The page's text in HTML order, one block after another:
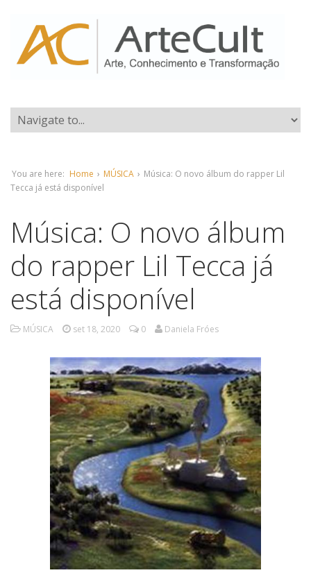
You are here: Home › MÚSICA › Música: O novo álbum do rapper Lil
Tecca já está disponível
Música: O novo álbum
do rapper Lil Tecca já
está disponível
MÚSICA set 18, 2020 0 Daniela Fróes